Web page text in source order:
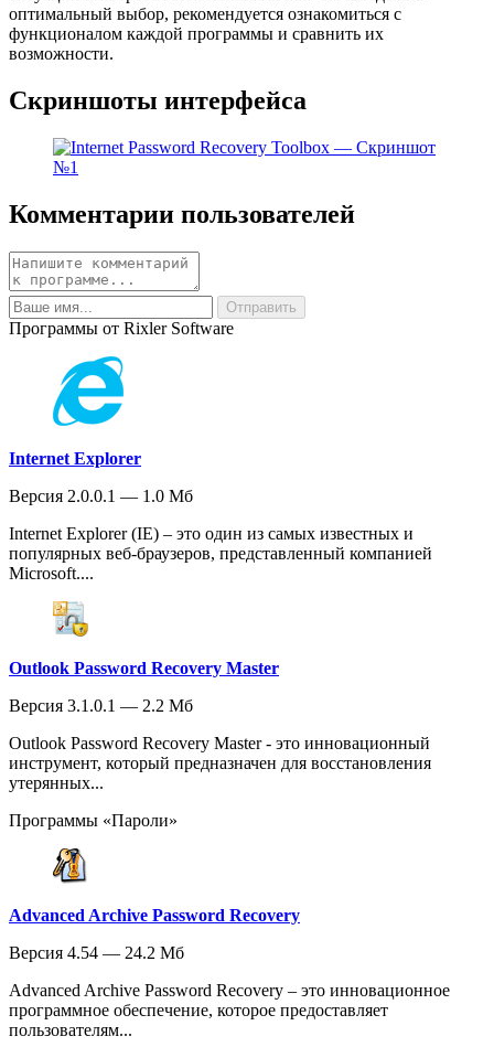
оптимальный выбор, рекомендуется ознакомиться с
функционалом каждой программы и сравнить их
возможности.
Скриншоты интерфейса
Комментарии пользователей
Программы от Rixler Software
Internet Explorer
Версия 2.0.0.1 — 1.0 Мб
Internet Explorer (IE) – это один из самых известных и
популярных веб-браузеров, представленный компанией
Microsoft....
Outlook Password Recovery Master
Версия 3.1.0.1 — 2.2 Мб
Outlook Password Recovery Master - это инновационный
инструмент, который предназначен для восстановления
утерянных...
Программы «Пароли»
Advanced Archive Password Recovery
Версия 4.54 — 24.2 Мб
Advanced Archive Password Recovery – это инновационное
программное обеспечение, которое предоставляет
пользователям...